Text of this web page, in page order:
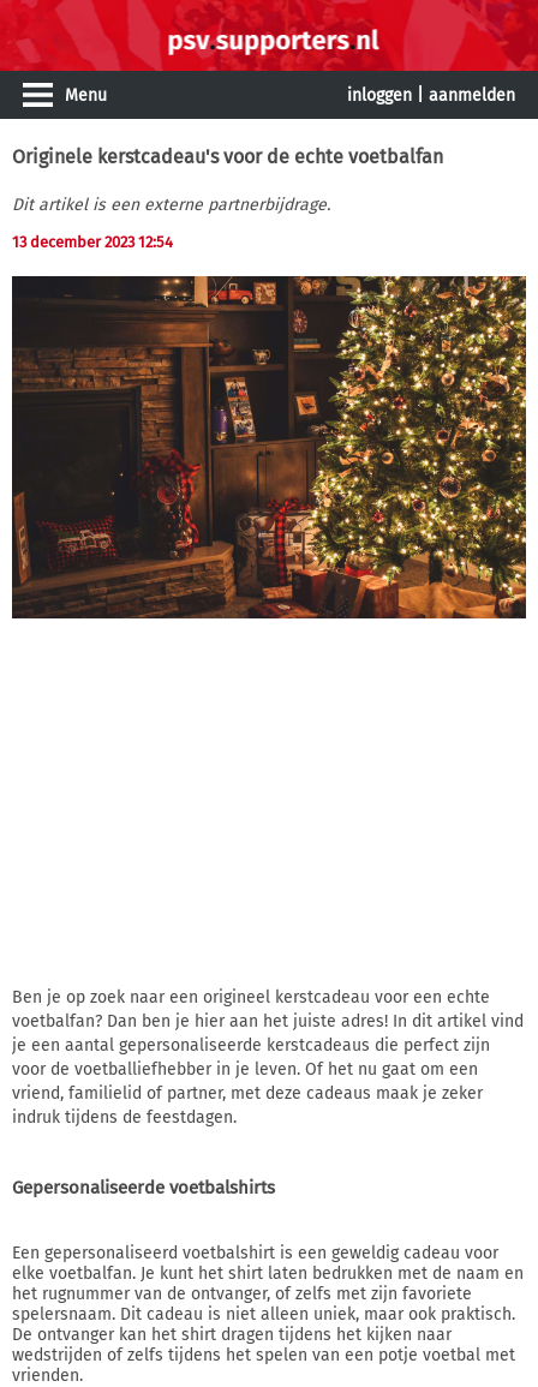
Menu inloggen aanmelden
Originele kerstcadeau's voor de echte voetbalfan
Dit artikel is een externe partnerbijdrage.
13 december 2023 12:54
Ben je op zoek naar een origineel kerstcadeau voor een echte
voetbalfan? Dan ben je hier aan het juiste adres! In dit artikel vind
je een aantal gepersonaliseerde kerstcadeaus die perfect zijn
voor de voetballiefhebber in je leven. Of het nu gaat om een
vriend, familielid of partner, met deze cadeaus maak je zeker
indruk tijdens de feestdagen.
Gepersonaliseerde voetbalshirts
Een gepersonaliseerd voetbalshirt is een geweldig cadeau voor
elke voetbalfan. Je kunt het shirt laten bedrukken met de naam en
het rugnummer van de ontvanger, of zelfs met zijn favoriete
spelersnaam. Dit cadeau is niet alleen uniek, maar ook praktisch.
De ontvanger kan het shirt dragen tijdens het kijken naar
wedstrijden of zelfs tijdens het spelen van een potje voetbal met
vrienden.